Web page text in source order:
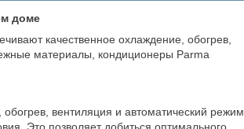
доме
качественное охлаждение, обогрев,
материалы, кондиционеры Parma
вентиляция и автоматический режим,